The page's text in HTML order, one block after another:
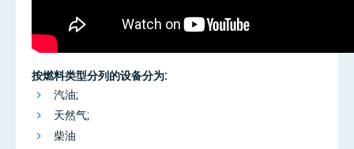
按燃料类型分列的设备分为:
汽油;
天然气;
柴油